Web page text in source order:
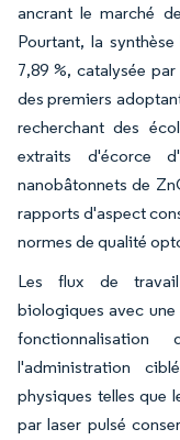
ancrant le marché
Pourtant, la
7,89 %, catalysée
des premiers
recherchant des
extraits d'écorce
nanobâtonnets de
rapports d'aspect
normes de qualité
Les flux de
biologiques avec
l'administration
physiques telles que
par laser pulsé